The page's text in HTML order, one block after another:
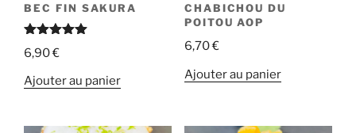
BEC FIN SAKURA
Note 5.00
sur 5
6,90€
Ajouter au panier
CHABICHOU DU
POITOU AOP
6,70€
Ajouter au panier